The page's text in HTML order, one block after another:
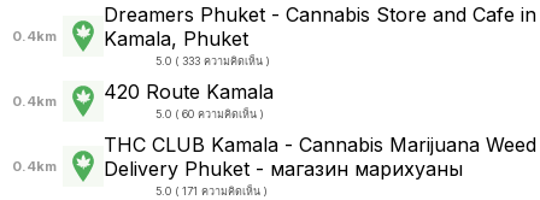
0.4km
Dreamers Phuket - Cannabis Store and Cafe in
Kamala, Phuket
5.0 ( 333 ความคิดเห็น )
0.4km 420 Route Kamala
5.0 ( 60 ความคิดเห็น )
0.4km
THC CLUB Kamala - Cannabis Marijuana Weed
Delivery Phuket - магазин марихуаны
5.0 ( 171 ความคิดเห็น )